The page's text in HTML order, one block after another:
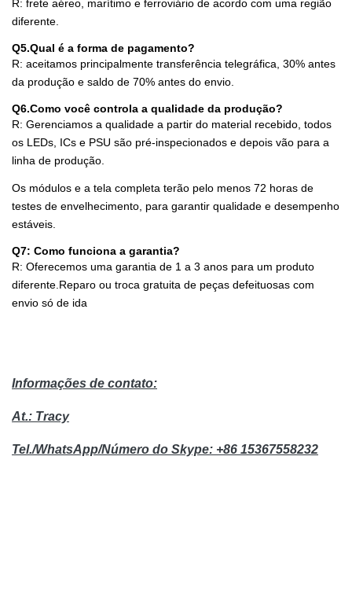
R: frete aéreo, marítimo e ferroviário de acordo com uma região
diferente.
Q5.Qual é a forma de pagamento?
R: aceitamos principalmente transferência telegráfica, 30% antes
da produção e saldo de 70% antes do envio.
Q6.Como você controla a qualidade da produção?
R: Gerenciamos a qualidade a partir do material recebido, todos
os LEDs, ICs e PSU são pré-inspecionados e depois vão para a
linha de produção.
Os módulos e a tela completa terão pelo menos 72 horas de
testes de envelhecimento, para garantir qualidade e desempenho
estáveis.
Q7: Como funciona a garantia?
R: Oferecemos uma garantia de 1 a 3 anos para um produto
diferente.Reparo ou troca gratuita de peças defeituosas com
envio só de ida
Informações de contato:
At.: Tracy
Tel./WhatsApp/Número do Skype: +86 15367558232